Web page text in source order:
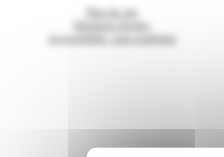
Plan du site
Mentions légales
Accessibilité : non conforme